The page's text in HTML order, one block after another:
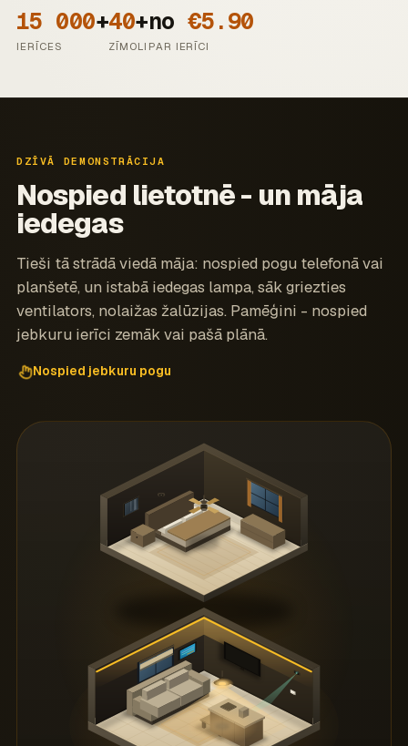
15 000+
IERĪCES
40+
ZĪMOLI
no €5.90
PAR IERĪCI
DZĪVĀ DEMONSTRĀCIJA
Nospied lietotnē - un māja
iedegas
Tieši tā strādā viedā māja: nospied pogu telefonā vai
planšetē, un istabā iedegas lampa, sāk griezties
ventilators, nolaižas žalūzijas. Pamēģini - nospied
jebkuru ierīci zemāk vai pašā plānā.
Nospied jebkuru pogu